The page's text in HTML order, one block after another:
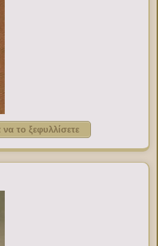
το ξεφυλλίσετε